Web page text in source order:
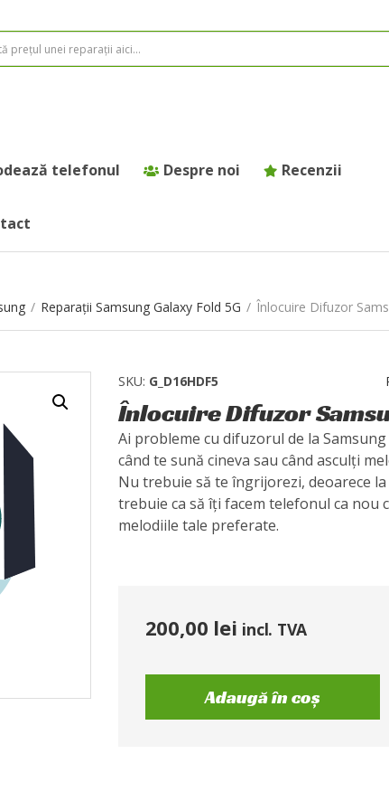
telefonul Despre noi Recenzii
/ Reparații Samsung Galaxy Fold 5G / Înlocuire Difuzor
SKU: G_D16HDF5
Înlocuire Difuzor
Ai probleme cu difuzorul de la
când te sună cineva sau când asculți
Nu trebuie să te îngrijorezi, deoarece la
trebuie ca să îți facem telefonul ca nou
melodiile tale preferate.
200,00 lei incl. TVA
Adaugă în coș